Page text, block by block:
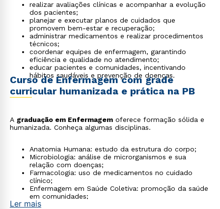
realizar avaliações clínicas e acompanhar a evolução
dos pacientes;
planejar e executar planos de cuidados que
promovem bem-estar e recuperação;
administrar medicamentos e realizar procedimentos
técnicos;
coordenar equipes de enfermagem, garantindo
eficiência e qualidade no atendimento;
educar pacientes e comunidades, incentivando
hábitos saudáveis e prevenção de doenças.
Curso de Enfermagem com grade
curricular humanizada e prática na PB
A graduação em Enfermagem oferece formação sólida e
humanizada. Conheça algumas disciplinas.
Anatomia Humana: estudo da estrutura do corpo;
Microbiologia: análise de microrganismos e sua
relação com doenças;
Farmacologia: uso de medicamentos no cuidado
clínico;
Enfermagem em Saúde Coletiva: promoção da saúde
em comunidades;
Enfermagem em Clínica Médica e Cirúrgica: práticas
Ler mais